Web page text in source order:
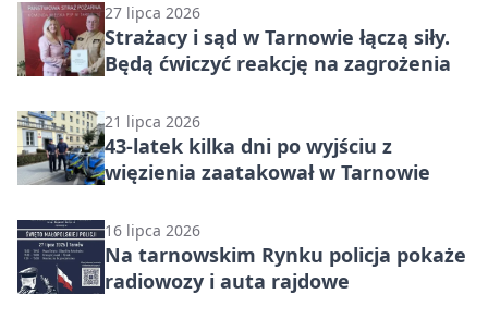
27 lipca 2026
Strażacy i sąd w Tarnowie łączą siły.
Będą ćwiczyć reakcję na zagrożenia
21 lipca 2026
43-latek kilka dni po wyjściu z
więzienia zaatakował w Tarnowie
16 lipca 2026
Na tarnowskim Rynku policja pokaże
radiowozy i auta rajdowe